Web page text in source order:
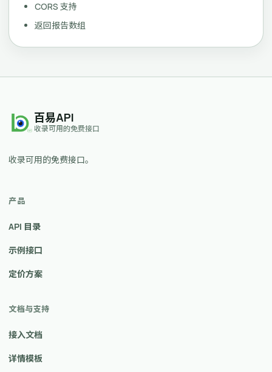
CORS 支持
返回报告数组
百易API
收录可用的免费接口
收录可用的免费接口。
产品
API 目录
示例接口
定价方案
文档与支持
接入文档
详情模板